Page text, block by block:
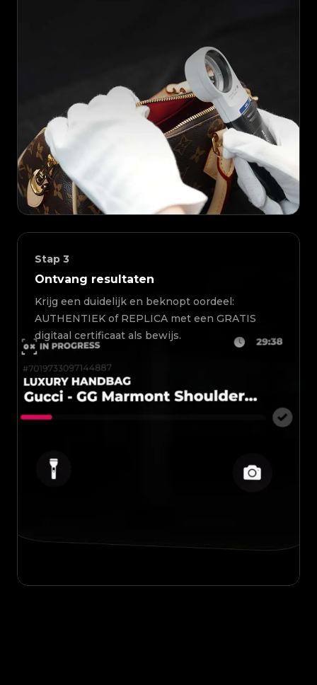
Stap 3
Ontvang resultaten
Krijg een duidelijk en beknopt oordeel:
AUTHENTIEK of REPLICA met een GRATIS
digitaal certificaat als bewijs.